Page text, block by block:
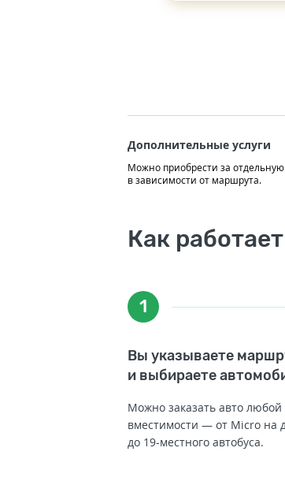
Дополнительные услуги
Можно приобрести за отдельную
в зависимости от маршрута.
Как
1
Вы указываете
и выбираете
Можно заказать авто любой
вместимости — от Micro на
до 19-местного автобуса.